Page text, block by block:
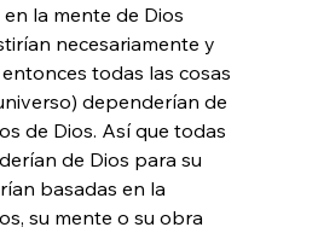
la mente de Dios
necesariamente y
todas las cosas
dependerían de
de Dios. Así que todas
de Dios para su
basadas en la
su mente o su obra